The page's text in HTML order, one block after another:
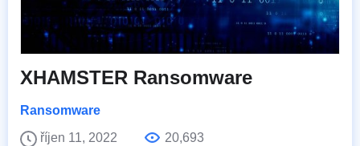
XHAMSTER Ransomware
Ransomware
říjen 11, 2022
20,693